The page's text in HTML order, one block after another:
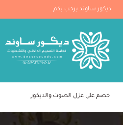
التجاوز
إلى
المحتوى
ديكور ساوند يرحب بكم
خصم على عزل الصوت والديكور